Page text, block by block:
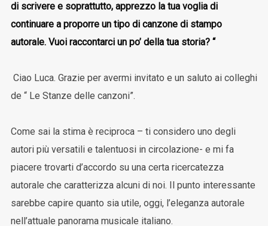
di scrivere e soprattutto, apprezzo la tua voglia di
continuare a proporre un tipo di canzone di stampo
autorale. Vuoi raccontarci un po’ della tua storia? “
Ciao Luca. Grazie per avermi invitato e un saluto ai colleghi
de “ Le Stanze delle canzoni”.
Come sai la stima è reciproca – ti considero uno degli
autori più versatili e talentuosi in circolazione- e mi fa
piacere trovarti d’accordo su una certa ricercatezza
autorale che caratterizza alcuni di noi. Il punto interessante
sarebbe capire quanto sia utile, oggi, l’eleganza autorale
nell’attuale panorama musicale italiano.